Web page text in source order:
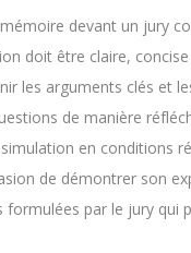
devant un jury
doit être claire,
les arguments clés et
de manière
en conditions
de démontrer son
par le jury qui